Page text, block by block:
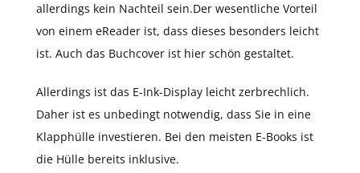
allerdings kein Nachteil sein.Der wesentliche Vorteil
von einem eReader ist, dass dieses besonders leicht
ist. Auch das Buchcover ist hier schön gestaltet.
Allerdings ist das E-Ink-Display leicht zerbrechlich.
Daher ist es unbedingt notwendig, dass Sie in eine
Klapphülle investieren. Bei den meisten E-Books ist
die Hülle bereits inklusive.